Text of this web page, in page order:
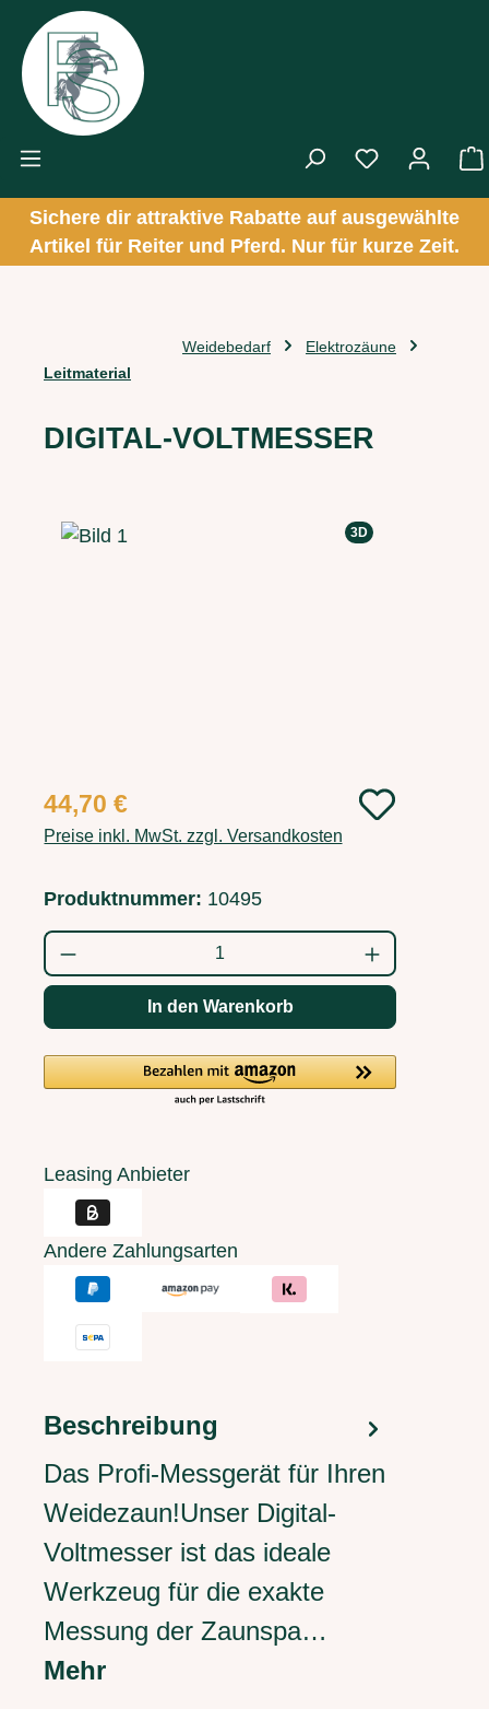
Zum Hauptinhalt springen
Sichere dir attraktive Rabatte auf ausgewählte
Artikel für Reiter und Pferd. Nur für kurze Zeit.
Weidebedarf
Elektrozäune
Leitmaterial
DIGITAL-VOLTMESSER
Bildergalerie überspringen 3D
Regulärer Preis:
44,70 €
Preise inkl. MwSt. zzgl. Versandkosten
Produktnummer: 10495
Produkt Anzahl: Gib den gewünschten
In den Warenkorb
Leasing Anbieter
Andere Zahlungsarten
Beschreibung
Das Profi-Messgerät für Ihren
Weidezaun!Unser Digital-
Voltmesser ist das ideale
Werkzeug für die exakte
Messung der Zaunspa…
Mehr